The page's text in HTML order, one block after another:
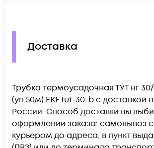
Доставка
Трубка термоусадочная ТУТ нг 30/
(уп.50м) EKF tut-30-b c доставкой
России. Способ доставки вы
оформлении заказа: самовывоз
курьером до адреса, в пункт